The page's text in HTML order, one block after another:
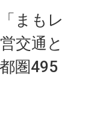
まもレ
交通と
圏495